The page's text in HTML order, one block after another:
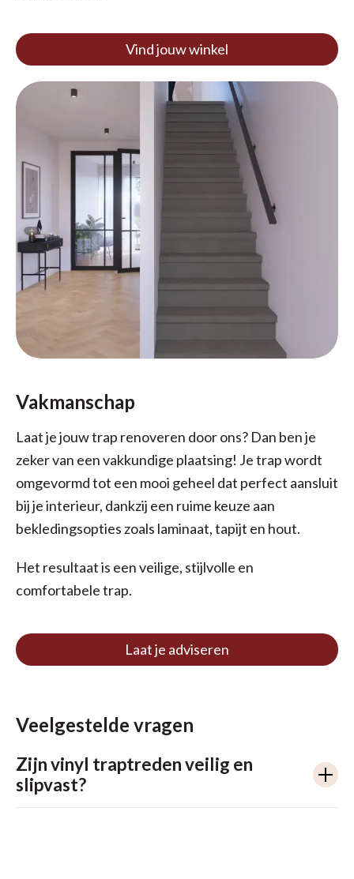
Vind jouw winkel
Vakmanschap
Laat je jouw trap renoveren door ons? Dan ben je
zeker van een vakkundige plaatsing! Je trap wordt
omgevormd tot een mooi geheel dat perfect aansluit
bij je interieur, dankzij een ruime keuze aan
bekledingsopties zoals laminaat, tapijt en hout.
Het resultaat is een veilige, stijlvolle en
comfortabele trap.
Laat je adviseren
Veelgestelde vragen
Zijn vinyl traptreden veilig en
slipvast?